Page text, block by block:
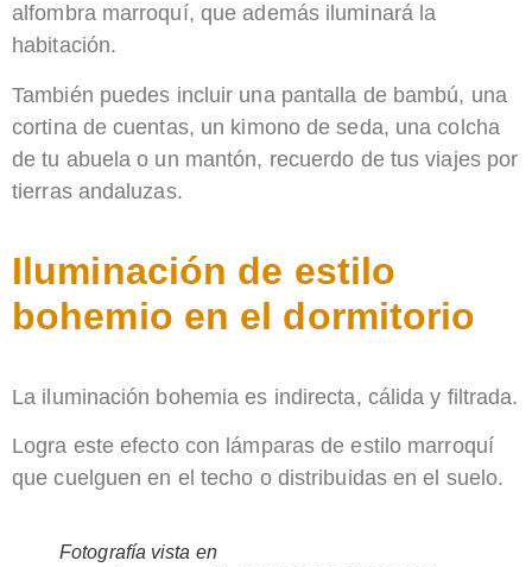
alfombra marroquí, que además iluminará la
habitación.
También puedes incluir una pantalla de bambú, una
cortina de cuentas, un kimono de seda, una colcha
de tu abuela o un mantón, recuerdo de tus viajes por
tierras andaluzas.
Iluminación de estilo
bohemio en el dormitorio
La iluminación bohemia es indirecta, cálida y filtrada.
Logra este efecto con lámparas de estilo marroquí
que cuelguen en el techo o distribuidas en el suelo.
Fotografía vista en